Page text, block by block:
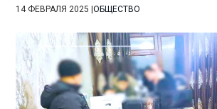
14 ФЕВРАЛЯ 2025 |ОБЩЕСТВО